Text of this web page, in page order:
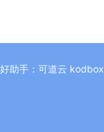
助手：可道云 kodbox